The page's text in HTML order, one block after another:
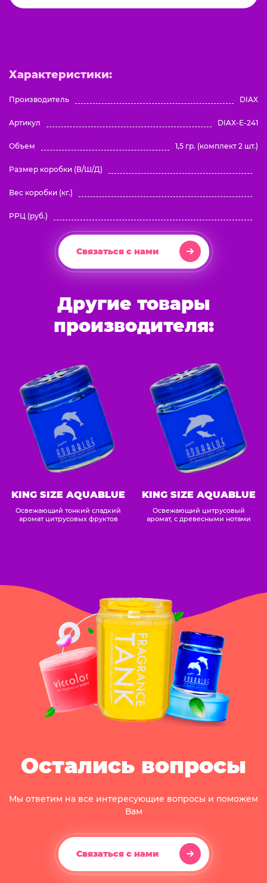
Характеристики:
Производитель DIAX
Артикул DIAX-E-241
Объем 1,5 гр. (комплект 2 шт.)
Размер коробки (В/Ш/Д)
Вес коробки (кг.)
РРЦ (руб.)
Связаться с нами
Другие товары
производителя:
KING SIZE AQUABLUE
Освежающий тонкий сладкий
аромат цитрусовых фруктов
KING SIZE AQUABLUE
Освежающий цитрусовый
аромат, с древесными нотами
Остались вопросы
Мы ответим на все интересующие вопросы и поможем
Вам
Связаться с нами